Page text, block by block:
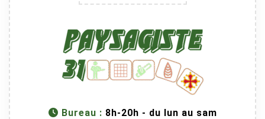
Bureau : 8h-20h - du lun au sam